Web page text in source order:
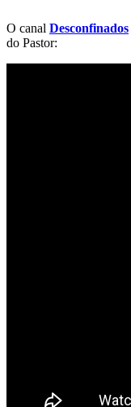
O canal Desconfinados
do Pastor: